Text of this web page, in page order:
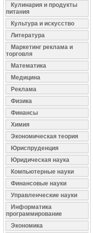
Кулинария и продукты
питания
Культура и искусство
Литература
Маркетинг реклама и
торговля
Математика
Медицина
Реклама
Физика
Финансы
Химия
Экономическая теория
Юриспруденция
Юридическая наука
Компьютерные науки
Финансовые науки
Управленческие науки
Информатика
программирование
Экономика